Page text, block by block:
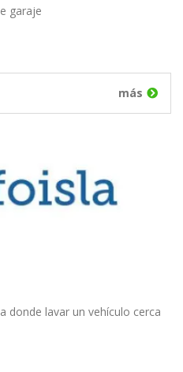
garaje
más
donde lavar un vehículo cerca